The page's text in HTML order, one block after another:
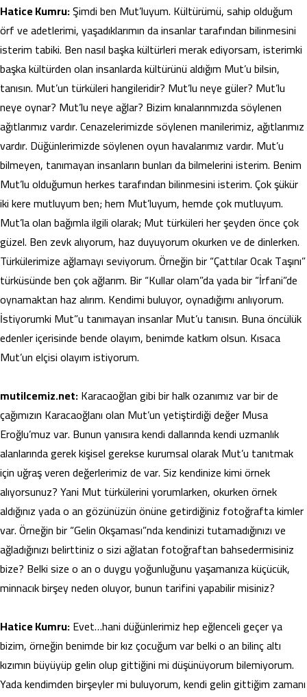
Hatice Kumru:Şimdi ben Mut’luyum. Kültürümü, sahip olduğum
örf ve adetlerimi, yaşadıklarımın da insanlar tarafından bilinmesini
isterim tabiki. Ben nasıl başka kültürleri merak ediyorsam, isterimki
başka kültürden olan insanlarda kültürünü aldığım Mut’u bilsin,
tanısın. Mut’un türküleri hangileridir? Mut’lu neye güler? Mut’lu
neye oynar? Mut’lu neye ağlar? Bizim kınalarınmızda söylenen
ağıtlarımız vardır. Cenazelerimizde söylenen manilerimiz, ağıtlarımız
vardır. Düğünlerimizde söylenen oyun havalarımız vardır. Mut’u
bilmeyen, tanımayan insanların bunları da bilmelerini isterim. Benim
Mut’lu olduğumun herkes tarafından bilinmesini isterim. Çok şükür
iki kere mutluyum ben; hem Mut’luyum, hemde çok mutluyum.
Mut’la olan bağımla ilgili olarak; Mut türküleri her şeyden önce çok
güzel. Ben zevk alıyorum, haz duyuyorum okurken ve de dinlerken.
Türkülerimize ağlamayı seviyorum. Örneğin bir “Çattılar Ocak Taşını”
türküsünde ben çok ağlarım. Bir “Kullar olam”da yada bir “İrfani”de
oynamaktan haz alırım. Kendimi buluyor, oynadığımı anlıyorum.
İstiyorumki Mut”u tanımayan insanlar Mut’u tanısın. Buna öncülük
edenler içerisinde bende olayım, benimde katkım olsun. Kısaca
Mut’un elçisi olayım istiyorum.
mutilcemiz.net:Karacaoğlan gibi bir halk ozanımız var bir de
çağımızın Karacaoğlanı olan Mut’un yetiştirdiği değer Musa
Eroğlu’muz var. Bunun yanısıra kendi dallarında kendi uzmanlık
alanlarında gerek kişisel gerekse kurumsal olarak Mut’u tanıtmak
için uğraş veren değerlerimiz de var. Siz kendinize kimi örnek
alıyorsunuz? Yani Mut türkülerini yorumlarken, okurken örnek
aldığınız yada o an gözünüzün önüne getirdiğiniz fotoğrafta kimler
var. Örneğin bir “Gelin Okşaması”nda kendinizi tutamadığınızı ve
ağladığınızı belirttiniz o sizi ağlatan fotoğraftan bahsedermisiniz
bize? Belki size o an o duygu yoğunluğunu yaşamanıza küçücük,
minnacık birşey neden oluyor, bunun tarifini yapabilir misiniz?
Hatice Kumru:Evet…hani düğünlerimiz hep eğlenceli geçer ya
bizim, örneğin benimde bir kız çocuğum var belki o an bilinç altı
kızımın büyüyüp gelin olup gittiğini mi düşünüyorum bilemiyorum.
Yada kendimden birşeyler mi buluyorum, kendi gelin gittiğim zamanı